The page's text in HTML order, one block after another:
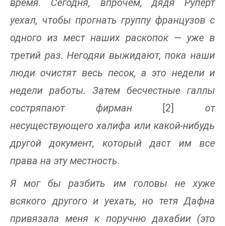
время. Сегодня, впрочем, дядя Руперт
уехал, чтобы прогнать группу французов с
одного из мест наших раскопок — уже в
третий раз. Негодяи выжидают, пока наши
люди очистят весь песок, а это недели и
недели работы. Затем бесчестные галлы
состряпают фирман[2]от
несуществующего халифа или какой-нибудь
другой документ, который даст им все
права на эту местность.
Я мог бы разбить им головы не хуже
всякого другого и уехать, но тетя Дафна
привязала меня к поручню дахабии (это